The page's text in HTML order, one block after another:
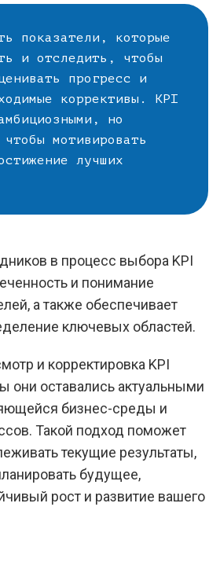
показатели, которые
и отследить, чтобы
прогресс и
коррективы. KPI
но
мотивировать
лучших
в процесс выбора KPI
и понимание
а также обеспечивает
ключевых областей.
и корректировка KPI
они оставались актуальными
бизнес-среды и
Такой подход поможет
текущие результаты,
будущее,
рост и развитие вашего